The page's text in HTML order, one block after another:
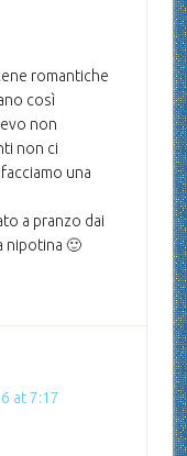
romantiche
così
non
non ci
una
a pranzo dai
nipotina 🙂
at 7:17